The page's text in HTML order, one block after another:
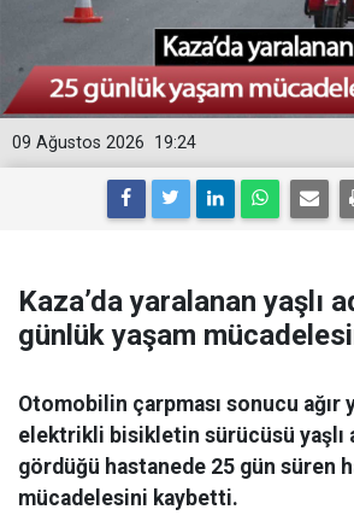
19:24
09 Ağustos 2026
Kaza’da yaralanan yaşlı
günlük yaşam
Otomobilin çarpması sonucu ağır
elektrikli bisikletin sürücüsü yaşlı
gördüğü hastanede 25 gün süren
mücadelesini kaybetti.